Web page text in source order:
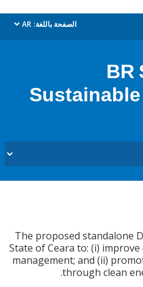
الصفحة باللغة: AR
dropdown
The proposed
State of Ceara to: (i)
management; and
through